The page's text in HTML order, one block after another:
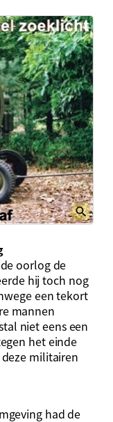
oorlog de
hij toch nog
een tekort
mannen
niet eens een
het einde
militairen
had de